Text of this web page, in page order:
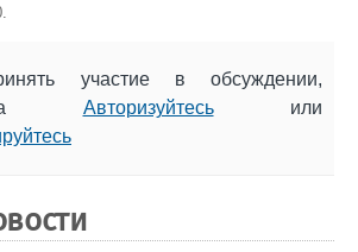
участие в обсуждении,
Авторизуйтесьили